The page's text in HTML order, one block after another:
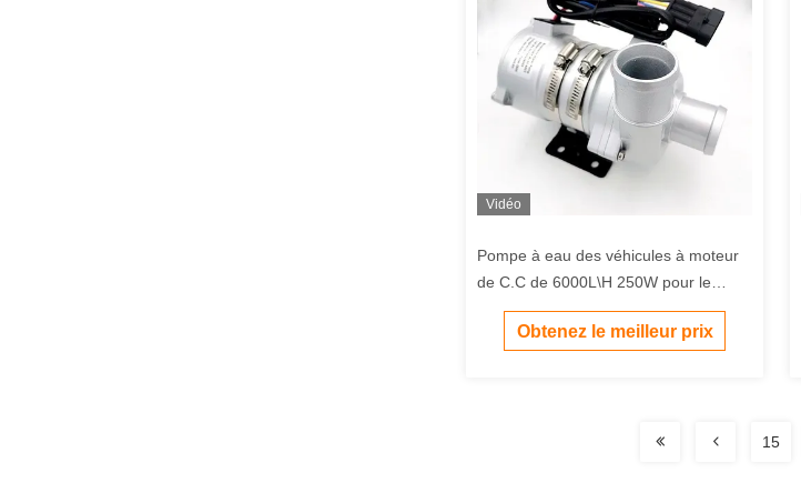
Vidéo
Pompe à eau des véhicules à moteur
de C.C de 6000L\H 250W pour le
véhicule d'ingénieur de véhicule
électriqueObtenez le meilleur prix
15